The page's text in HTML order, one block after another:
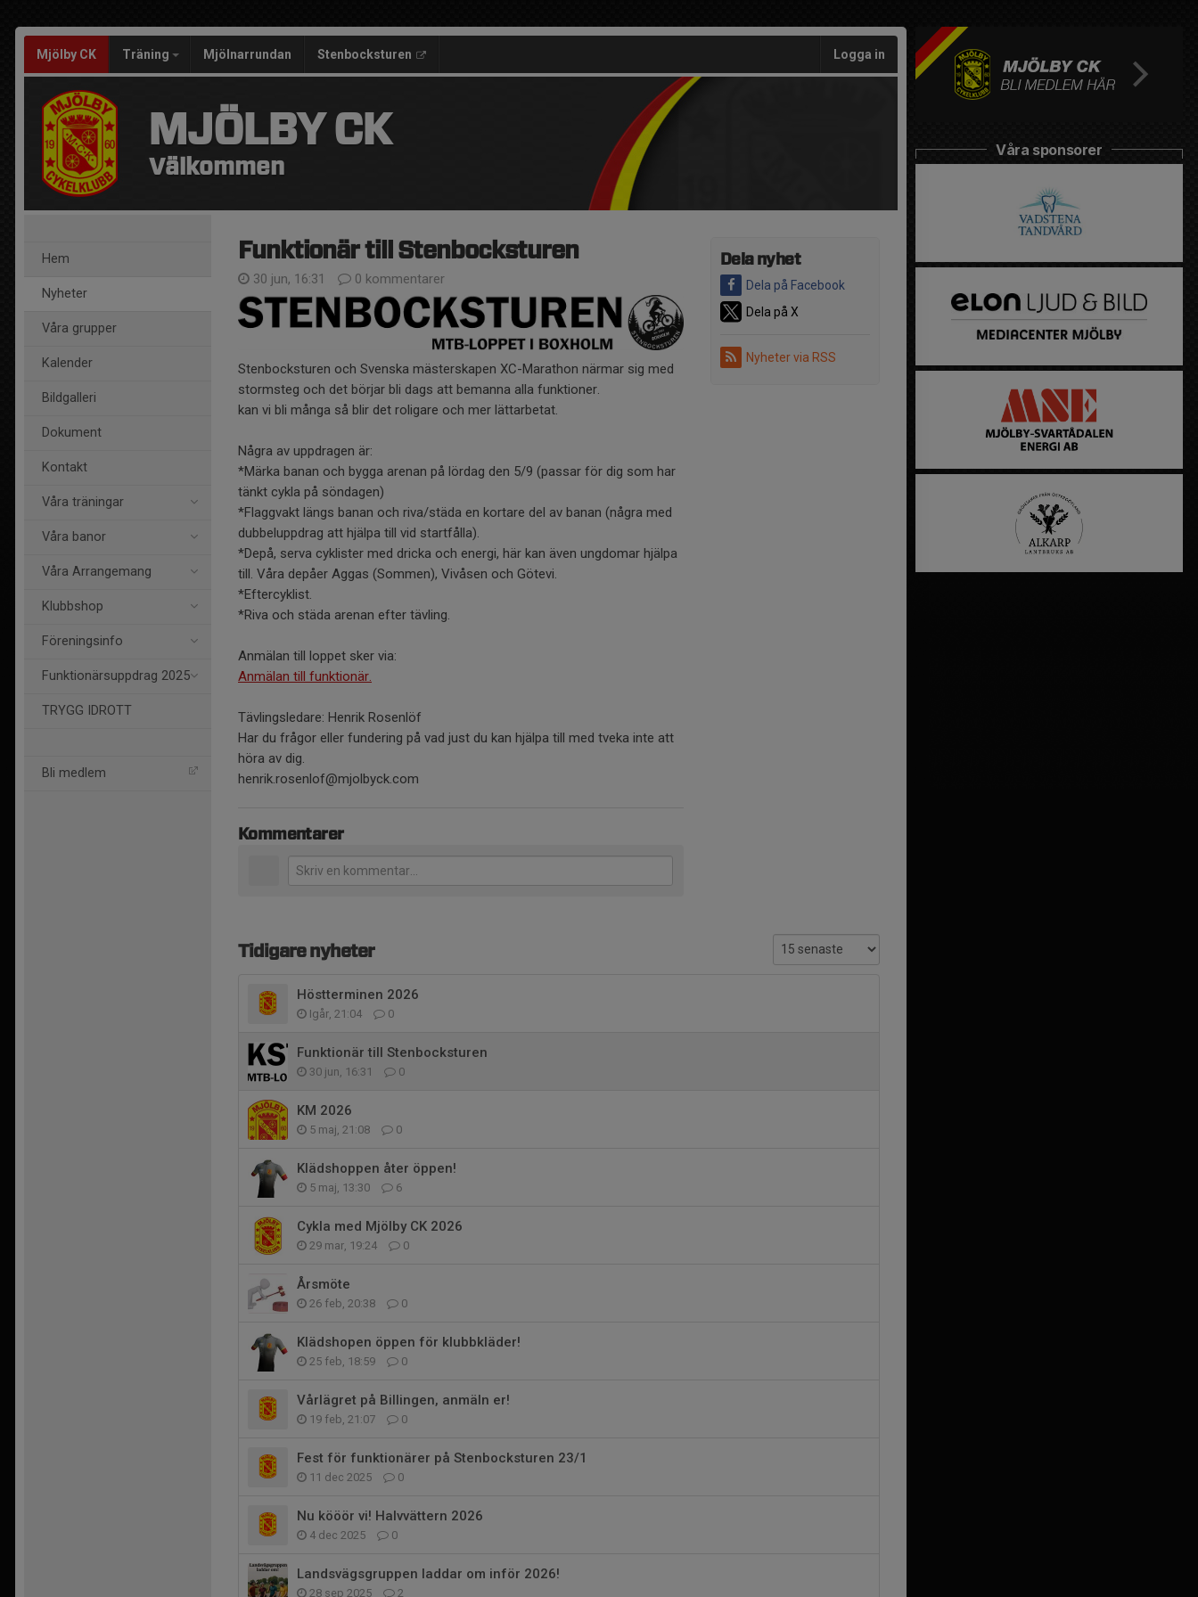
Mjölby CK Träning Mjölnarrundan Stenbocksturen Logga in
MJÖLBY CK
Välkommen
Hem
Nyheter
Våra grupper
Kalender
Bildgalleri
Dokument
Kontakt
Våra träningar
Våra banor
Våra Arrangemang
Klubbshop
Föreningsinfo
Funktionärsuppdrag 2025
TRYGG IDROTT
Bli medlem
Dela nyhet
Dela på Facebook
Dela på X
Nyheter via RSS
Funktionär till Stenbocksturen
30 jun, 16:31 0 kommentarer
Stenbocksturen och Svenska mästerskapen XC-Marathon närmar sig med
stormsteg och det börjar bli dags att bemanna alla funktioner.
kan vi bli många så blir det roligare och mer lättarbetat.
Några av uppdragen är:
*Märka banan och bygga arenan på lördag den 5/9 (passar för dig som har
tänkt cykla på söndagen)
*Flaggvakt längs banan och riva/städa en kortare del av banan (några med
dubbeluppdrag att hjälpa till vid startfålla).
*Depå, serva cyklister med dricka och energi, här kan även ungdomar hjälpa
till. Våra depåer Aggas (Sommen), Vivåsen och Götevi.
*Eftercyklist.
*Riva och städa arenan efter tävling.
Anmälan till loppet sker via:
Anmälan till funktionär.
Tävlingsledare: Henrik Rosenlöf
Har du frågor eller fundering på vad just du kan hjälpa till med tveka inte att
höra av dig.
henrik.rosenlof@mjolbyck.com
Kommentarer
Tidigare nyheter
Höstterminen 2026
Igår, 21:04 0
Funktionär till Stenbocksturen
30 jun, 16:31 0
KM 2026
5 maj, 21:08 0
Klädshoppen åter öppen!
5 maj, 13:30 6
Cykla med Mjölby CK 2026
29 mar, 19:24 0
Årsmöte
26 feb, 20:38 0
Klädshopen öppen för klubbkläder!
25 feb, 18:59 0
Vårlägret på Billingen, anmäln er!
19 feb, 21:07 0
Fest för funktionärer på Stenbocksturen 23/1
11 dec 2025 0
Nu kööör vi! Halvvättern 2026
4 dec 2025 0
Landsvägsgruppen laddar om inför 2026!
28 sep 2025 2
Våra sponsorer